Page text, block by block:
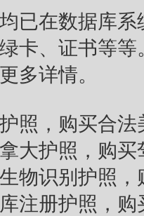
已在数据库
卡、证书等
多详情。
照，购买合
大护照，购
物识别护照
注册护照，